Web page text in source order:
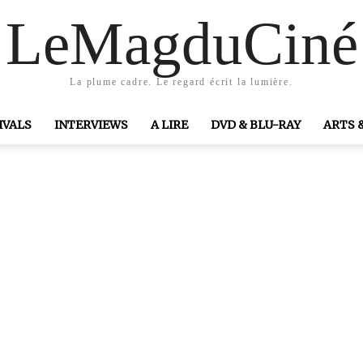
LeMagduCiné
La plume cadre. Le regard écrit la lumière.
INTERVIEWS A LIRE DVD & BLU-RAY ARTS